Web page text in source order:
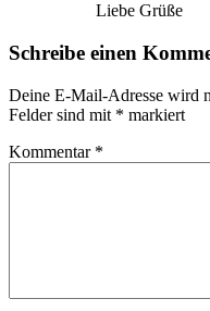
Liebe Grüße
Schreibe einen
Deine E-Mail-Adresse wird
Felder sind mit * markiert
Kommentar *